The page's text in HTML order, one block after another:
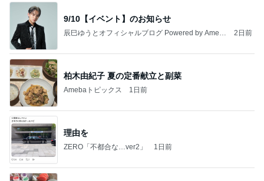
9/10【イベント】のお知らせ
辰巳ゆうとオフィシャルブログ Powered by Ameb
2日前
柏木由紀子 夏の定番献立と副菜
Amebaトピックス 1日前
理由を
ZERO「不都合な…ver2」 1日前